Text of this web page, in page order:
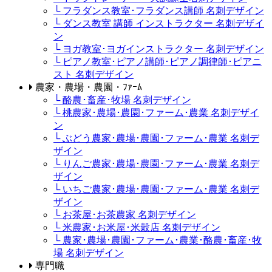
└ フラダンス教室･フラダンス講師 名刺デザイン
└ ダンス教室 講師 インストラクター 名刺デザイ
ン
└ ヨガ教室･ヨガインストラクター 名刺デザイン
└ ピアノ教室･ピアノ講師･ピアノ調律師･ピアニ
スト 名刺デザイン
農家・農場・農園・ﾌｧｰﾑ
└ 酪農･畜産･牧場 名刺デザイン
└ 桃農家･農場･農園･ファーム･農業 名刺デザイ
ン
└ ぶどう農家･農場･農園･ファーム･農業 名刺デ
ザイン
└ りんご農家･農場･農園･ファーム･農業 名刺デ
ザイン
└ いちご農家･農場･農園･ファーム･農業 名刺デ
ザイン
└ お茶屋･お茶農家 名刺デザイン
└ 米農家･お米屋･米穀店 名刺デザイン
└ 農家･農場･農園･ファーム･農業･酪農･畜産･牧
場 名刺デザイン
専門職